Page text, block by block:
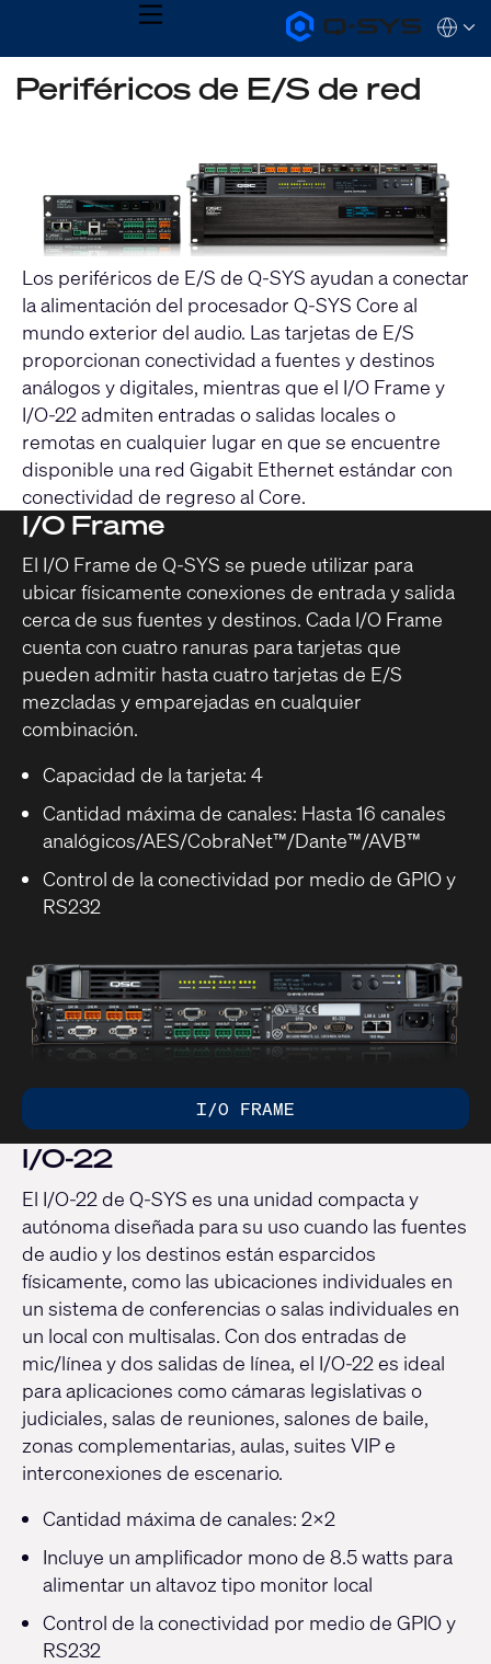
Q-
SYS
Products
Homepage
MENU
QSYS.com (English)
India (English)
한국어
Periféricos de E/S de red
Los periféricos de E/S de Q-SYS ayudan a conectar
la alimentación del procesador Q-SYS Core al
mundo exterior del audio. Las tarjetas de E/S
proporcionan conectividad a fuentes y destinos
análogos y digitales, mientras que el I/O Frame y
I/O-22 admiten entradas o salidas locales o
remotas en cualquier lugar en que se encuentre
disponible una red Gigabit Ethernet estándar con
conectividad de regreso al Core.
I/O Frame
El I/O Frame de Q-SYS se puede utilizar para
ubicar físicamente conexiones de entrada y salida
cerca de sus fuentes y destinos. Cada I/O Frame
cuenta con cuatro ranuras para tarjetas que
pueden admitir hasta cuatro tarjetas de E/S
mezcladas y emparejadas en cualquier
combinación.
Capacidad de la tarjeta: 4
Cantidad máxima de canales: Hasta 16 canales
analógicos/AES/CobraNet™/Dante™/AVB™
Control de la conectividad por medio de GPIO y
RS232
I/O FRAME
I/O-22
El I/O-22 de Q-SYS es una unidad compacta y
autónoma diseñada para su uso cuando las fuentes
de audio y los destinos están esparcidos
físicamente, como las ubicaciones individuales en
un sistema de conferencias o salas individuales en
un local con multisalas. Con dos entradas de
mic/línea y dos salidas de línea, el I/O-22 es ideal
para aplicaciones como cámaras legislativas o
judiciales, salas de reuniones, salones de baile,
zonas complementarias, aulas, suites VIP e
interconexiones de escenario.
Cantidad máxima de canales: 2x2
Incluye un amplificador mono de 8.5 watts para
alimentar un altavoz tipo monitor local
Control de la conectividad por medio de GPIO y
RS232